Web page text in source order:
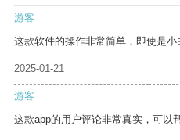
游客
这款软件的操作非常简单，即使是小
2025-01-21
游客
这款app的用户评论非常真实，可以